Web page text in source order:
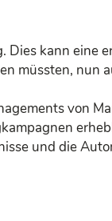
kann eine
müssten, nun
von
und die